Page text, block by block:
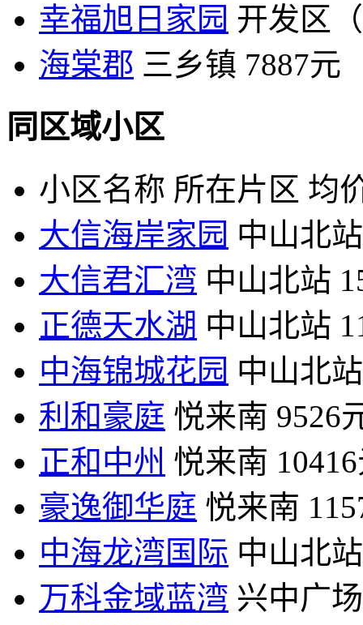
幸福旭日家园 开发区
海棠郡 三乡镇 7887元
同区域小区
小区名称 所在片区 均
大信海岸家园 中山北站
大信君汇湾 中山北站
正德天水湖 中山北站
中海锦城花园 中山北站
利和豪庭 悦来南 9526
正和中州 悦来南
豪逸御华庭 悦来南
中海龙湾国际 中山北站
万科金域蓝湾 兴中广场